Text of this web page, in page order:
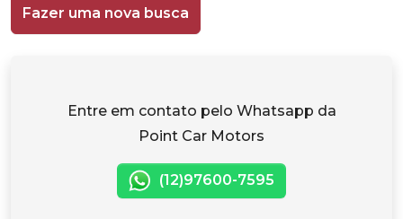
Fazer uma nova busca
Entre em contato pelo Whatsapp da
Point Car Motors
(12)97600-7595